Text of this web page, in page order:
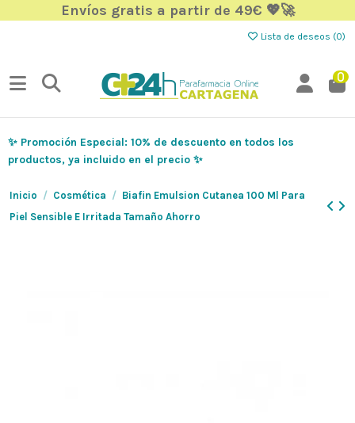
Envíos gratis a partir de 49€ 💖🚀
Lista de deseos (0)
0
✨ Promoción Especial: 10% de descuento en todos los
productos, ya incluido en el precio ✨
Inicio Cosmética
Biafin Emulsion Cutanea 100 Ml Para
Piel Sensible E Irritada Tamaño Ahorro